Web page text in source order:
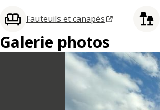
Fauteuils et canapés
Galerie photos